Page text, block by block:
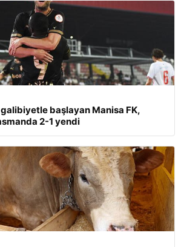
galibiyetle başlayan Manisa FK,
2-1 yendi